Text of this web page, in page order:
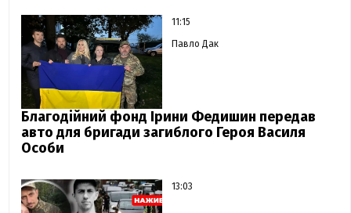
11:15
Павло Дак
Благодійний фонд Ірини Федишин передав
авто для бригади загиблого Героя Василя
Особи
13:03